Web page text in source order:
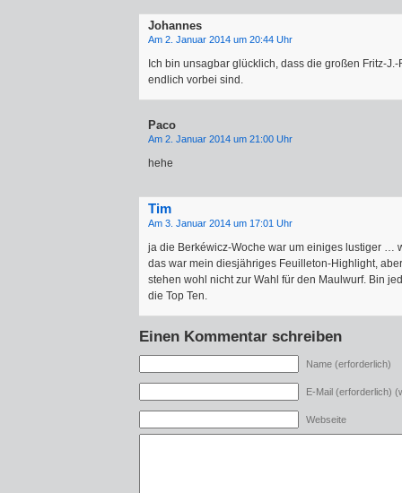
Johannes
Am 2. Januar 2014 um 20:44 Uhr
Ich bin unsagbar glücklich, dass die großen Fritz-
endlich vorbei sind.
Paco
Am 2. Januar 2014 um 21:00 Uhr
hehe
Tim
Am 3. Januar 2014 um 17:01 Uhr
ja die Berkéwicz-Woche war um einiges lustiger …
das war mein diesjähriges Feuilleton-Highlight,
stehen wohl nicht zur Wahl für den Maulwurf. Bin
die Top Ten.
Einen Kommentar schreiben
Name (erforderlich)
E-Mail (erforderlich)
Webseite